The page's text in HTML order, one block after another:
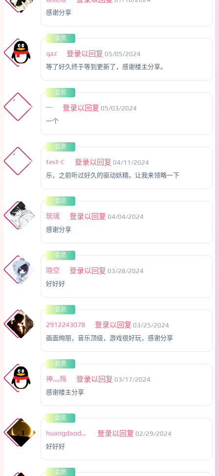
感谢分享
会员
登录以回复
qaz
05/05/2024
等了好久终于等到更新了，感谢楼主分享。
会员
登录以回复
一
05/03/2024
一个
会员
登录以回复
test-C
04/11/2024
乐，之前听过好久的驱动妖精。让我来领略一下
会员
登录以回复
琉璃
04/04/2024
感谢分享
会员
登录以回复
晓空
03/28/2024
好好好
会员
登录以回复
2912243078
03/25/2024
画面绚丽，音乐顶级，游戏很好玩，感谢分享
会员
登录以回复
神灬殇
03/17/2024
感谢楼主分享
会员
登录以回复
huangdaodeniao
02/29/2024
好好好
会员